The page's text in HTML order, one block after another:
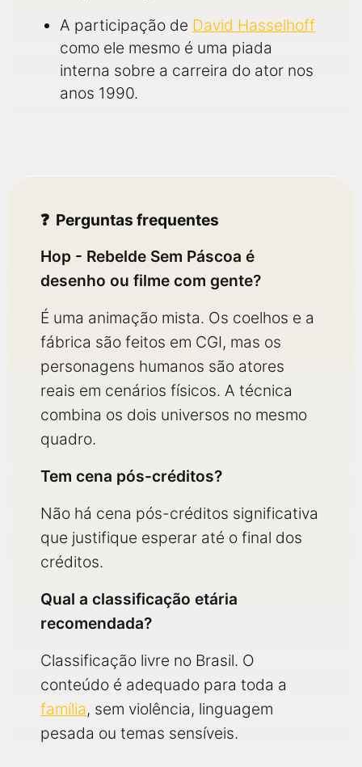
A participação de David Hasselhoff
como ele mesmo é uma piada
interna sobre a carreira do ator nos
anos 1990.
Perguntas frequentes
Hop - Rebelde Sem Páscoa é
desenho ou filme com gente?
É uma animação mista. Os coelhos e a
fábrica são feitos em CGI, mas os
personagens humanos são atores
reais em cenários físicos. A técnica
combina os dois universos no mesmo
quadro.
Tem cena pós-créditos?
Não há cena pós-créditos significativa
que justifique esperar até o final dos
créditos.
Qual a classificação etária
recomendada?
Classificação livre no Brasil. O
conteúdo é adequado para toda a
família, sem violência, linguagem
pesada ou temas sensíveis.